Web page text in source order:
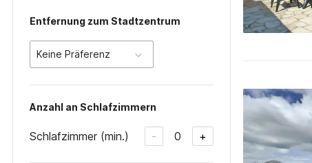
Entfernung zum Stadtzentrum
Keine Präferenz
Anzahl an Schlafzimmern
Schlafzimmer (min.) - 0 +